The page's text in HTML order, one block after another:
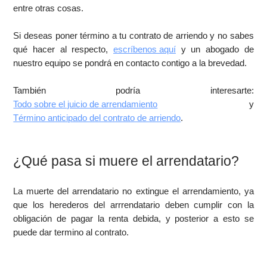
entre otras cosas.
Si deseas poner término a tu contrato de arriendo y no sabes
qué hacer al respecto, escríbenos aquíy un abogado de
nuestro equipo se pondrá en contacto contigo a la brevedad.
También podría interesarte:
Todo sobre el juicio de arrendamiento y
Término anticipado del contrato de arriendo.
¿Qué pasa si muere el arrendatario?
La muerte del arrendatario no extingue el arrendamiento, ya
que los herederos del arrrendatario deben cumplir con la
obligación de pagar la renta debida, y posterior a esto se
puede dar termino al contrato.